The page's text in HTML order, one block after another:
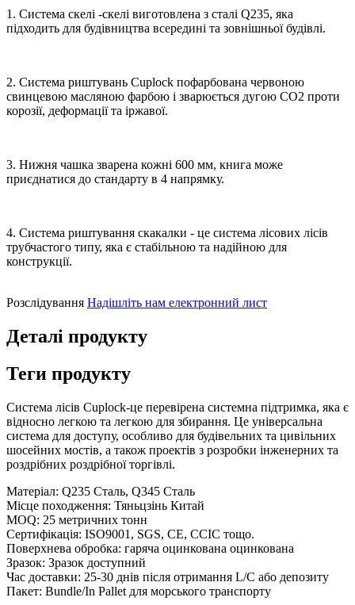
1. Система скелі -скелі виготовлена ​​з сталі Q235, яка
підходить для будівництва всередині та зовнішньої будівлі.
2. Система риштувань Cuplock пофарбована червоною
свинцевою масляною фарбою і зварюється дугою СО2 проти
корозії, деформації та іржавої.
3. Нижня чашка зварена кожні 600 мм, книга може
приєднатися до стандарту в 4 напрямку.
4. Система риштування скакалки - це система лісових лісів
трубчастого типу, яка є стабільною та надійною для
конструкції.
Розслідування Надішліть нам електронний лист
Деталі продукту
Теги продукту
Система лісів Cuplock-це перевірена системна підтримка, яка є
відносно легкою та легкою для збирання. Це універсальна
система для доступу, особливо для будівельних та цивільних
шосейних мостів, а також проектів з розробки інженерних та
роздрібних роздрібної торгівлі.
Матеріал: Q235 Сталь, Q345 Сталь
Місце походження: Тяньцзінь Китай
MOQ: 25 метричних тонн
Сертифікація: ISO9001, SGS, CE, CCIC тощо.
Поверхнева обробка: гаряча оцинкована оцинкована
Зразок: Зразок доступний
Час доставки: 25-30 днів після отримання L/C або депозиту
Пакет: Bundle/In Pallet для морського транспорту